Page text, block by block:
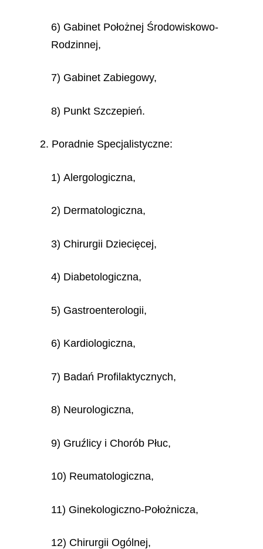
6) Gabinet Położnej Środowiskowo-
Rodzinnej,
7) Gabinet Zabiegowy,
8) Punkt Szczepień.
2. Poradnie Specjalistyczne:
1) Alergologiczna,
2) Dermatologiczna,
3) Chirurgii Dziecięcej,
4) Diabetologiczna,
5) Gastroenterologii,
6) Kardiologiczna,
7) Badań Profilaktycznych,
8) Neurologiczna,
9) Gruźlicy i Chorób Płuc,
10) Reumatologiczna,
11) Ginekologiczno-Położnicza,
12) Chirurgii Ogólnej,